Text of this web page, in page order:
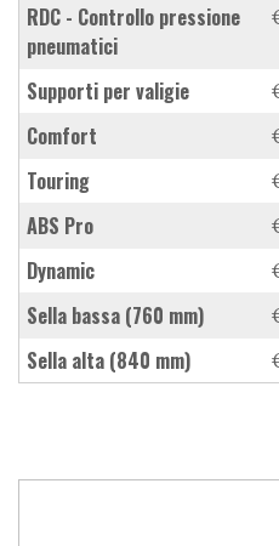
RDC - Controllo pressione
pneumatici
supporti per valigie
Comfort
Touring
ABS Pro
Dynamic
sella bassa (760 mm)
sella alta (840 mm)